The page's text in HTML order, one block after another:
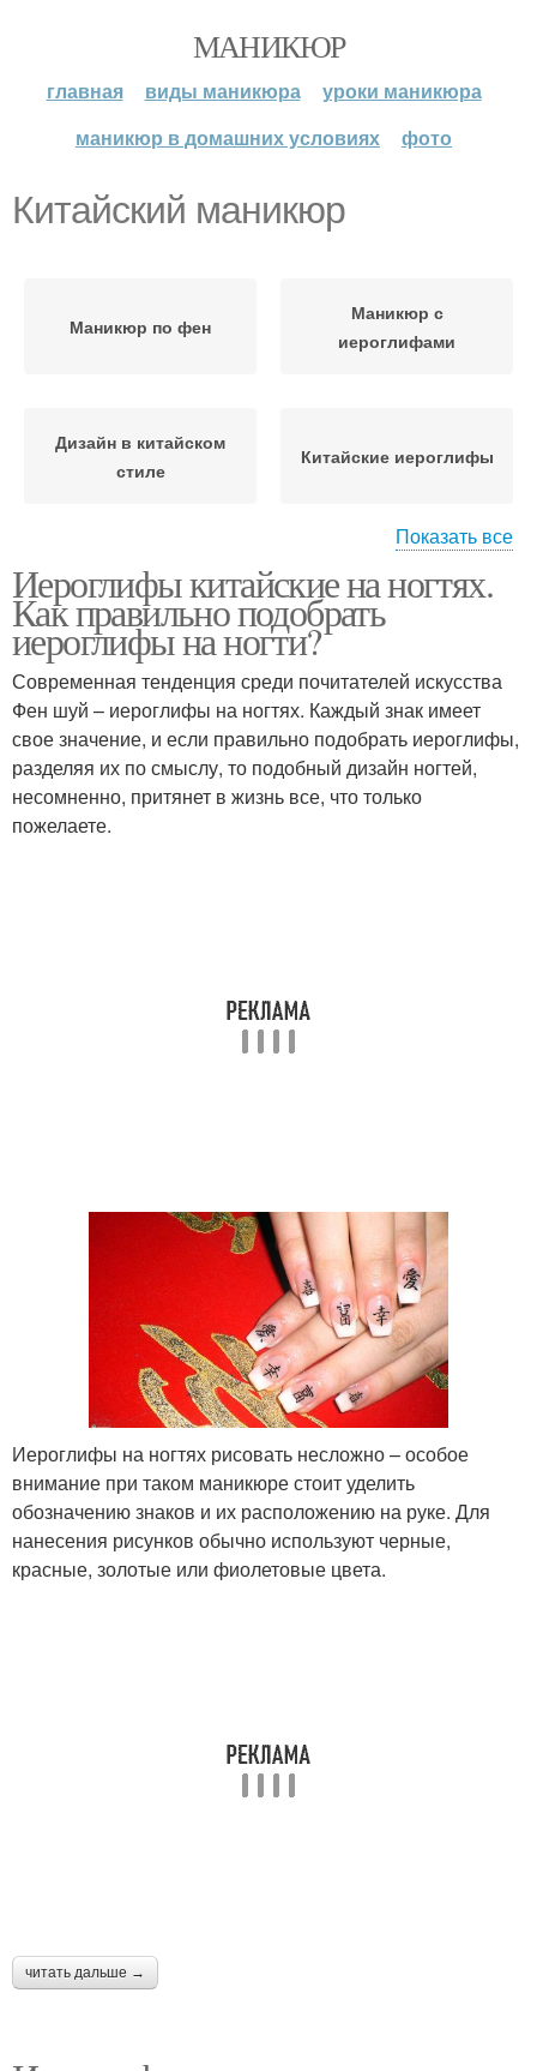
МАНИКЮР
главная виды маникюра
уроки маникюра
маникюр в домашних условиях
фото
Китайский маникюр
Маникюр по фен
Маникюр с
иероглифами
Дизайн в китайском
стиле
Китайские иероглифы
Маникюр с надписями Элементы в маникюре
Японский маникюр
Маникюр с японскими
иероглифами
Показать все
Иероглифы китайские на ногтях.
Как правильно подобрать
иероглифы на ногти?
Современная тенденция среди почитателей искусства
Фен шуй – иероглифы на ногтях. Каждый знак имеет
свое значение, и если правильно подобрать иероглифы,
разделяя их по смыслу, то подобный дизайн ногтей,
несомненно, притянет в жизнь все, что только
пожелаете.
Иероглифы на ногтях рисовать несложно – особое
внимание при таком маникюре стоит уделить
обозначению знаков и их расположению на руке. Для
нанесения рисунков обычно используют черные,
красные, золотые или фиолетовые цвета.
читать дальше →